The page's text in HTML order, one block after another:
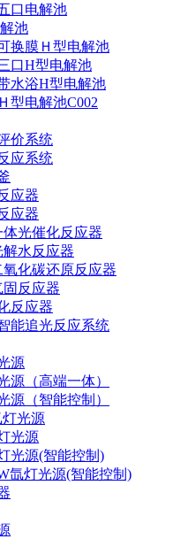
口电解池
池
换膜Ｈ型电解池
口H型电解池
水浴H型电解池
Ｈ型电解池C002
价系统
应系统
应器
应器
体光催化反应器
解水反应器
氧化碳还原反应器
反应器
反应器
能追光反应系统
源
源（高端一体）
源（智能控制）
灯光源
光源
光源(智能控制)
氙灯光源(智能控制)